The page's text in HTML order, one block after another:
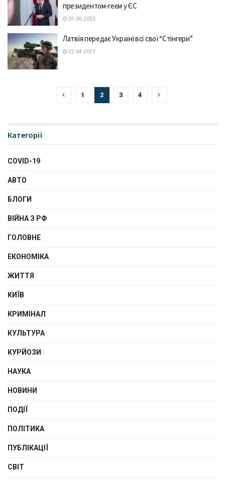
президентом-геєм у ЄС
01.06.2023
Лaтвія передає Україні всі свої “Стінгери”
22.04.2023
1 2 3 4
Категорії
COVID-19
АВТО
БЛОГИ
ВІЙНА З РФ
ГОЛОВНЕ
ЕКОНОМІКА
ЖИТТЯ
КИЇВ
КРИМІНАЛ
КУЛЬТУРА
КУРЙОЗИ
НАУКА
НОВИНИ
ПОДІЇ
ПОЛІТИКА
ПУБЛІКАЦІЇ
СВІТ